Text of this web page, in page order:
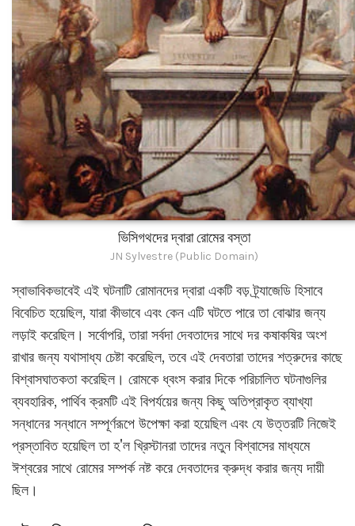
ভিসিগথদের দ্বারা রোমের বস্তা
JN Sylvestre (Public Domain)
স্বাভাবিকভাবেই এই ঘটনাটি রোমানদের দ্বারা একটি বড় ট্র্যাজেডি হিসাবে
বিবেচিত হয়েছিল, যারা কীভাবে এবং কেন এটি ঘটতে পারে তা বোঝার জন্য
লড়াই করেছিল। সর্বোপরি, তারা সর্বদা দেবতাদের সাথে দর কষাকষির অংশ
রাখার জন্য যথাসাধ্য চেষ্টা করেছিল, তবে এই দেবতারা তাদের শত্রুদের কাছে
বিশ্বাসঘাতকতা করেছিল। রোমকে ধ্বংস করার দিকে পরিচালিত ঘটনাগুলির
ব্যবহারিক, পার্থিব ক্রমটি এই বিপর্যয়ের জন্য কিছু অতিপ্রাকৃত ব্যাখ্যা
সন্ধানের সন্ধানে সম্পূর্ণরূপে উপেক্ষা করা হয়েছিল এবং যে উত্তরটি নিজেই
প্রস্তাবিত হয়েছিল তা হ'ল খ্রিস্টানরা তাদের নতুন বিশ্বাসের মাধ্যমে
ঈশ্বরের সাথে রোমের সম্পর্ক নষ্ট করে দেবতাদের ক্রুদ্ধ করার জন্য দায়ী
ছিল।